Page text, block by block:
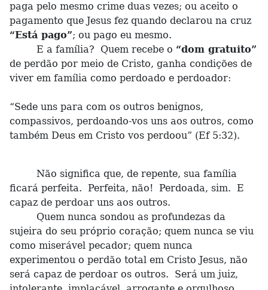
paga pelo mesmo crime duas vezes; ou aceito o
pagamento que Jesus fez quando declarou na cruz
“Está pago”; ou pago eu mesmo.
E a família? Quem recebe o “dom gratuito”
de perdão por meio de Cristo, ganha condições de
viver em família como perdoado e perdoador:
“Sede uns para com os outros benignos,
compassivos, perdoando-vos uns aos outros, como
também Deus em Cristo vos perdoou” (Ef 5:32).
Não significa que, de repente, sua família
ficará perfeita. Perfeita, não! Perdoada, sim. E
capaz de perdoar uns aos outros.
Quem nunca sondou as profundezas da
sujeira do seu próprio coração; quem nunca se viu
como miserável pecador; quem nunca
experimentou o perdão total em Cristo Jesus, não
será capaz de perdoar os outros. Será um juiz,